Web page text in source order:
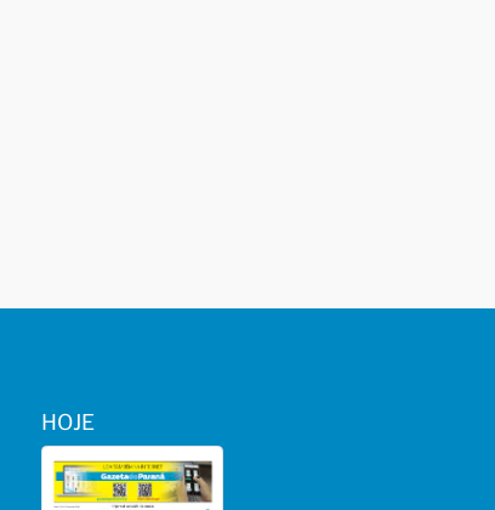
HOJE